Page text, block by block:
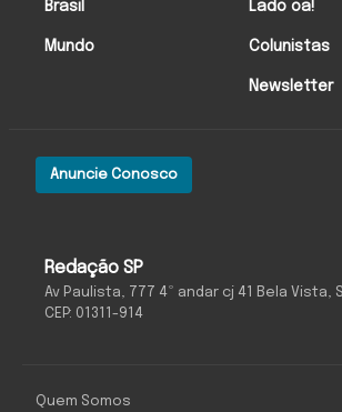
Redação SP
Av Paulista, 777 4º andar cj 41 Bela Vista,
CEP: 01311-914
Anuncie Conosco
Brasil
Mundo
Lado oa!
Colunistas
Newsletter
Quem Somos